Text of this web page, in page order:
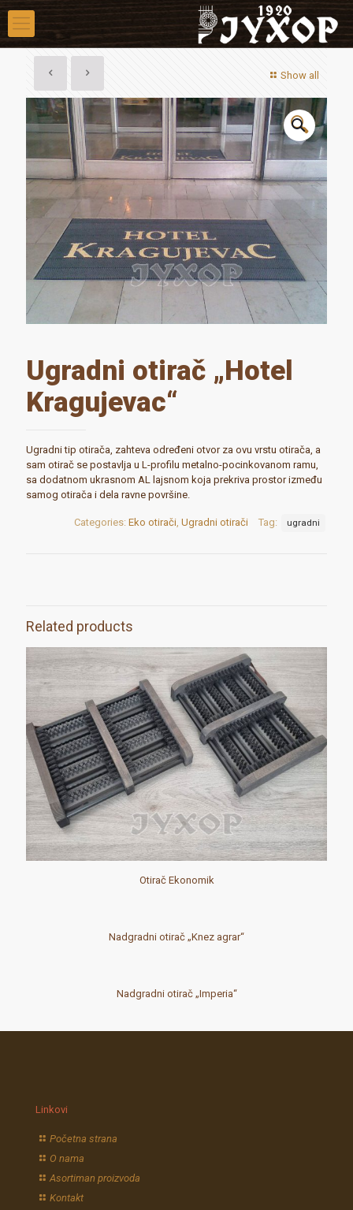
Show all
🔍
Ugradni otirač „Hotel
Kragujevac“
Ugradni tip otirača, zahteva određeni otvor za ovu vrstu otirača, a
sam otirač se postavlja u L-profilu metalno-pocinkovanom ramu,
sa dodatnom ukrasnom AL lajsnom koja prekriva prostor između
samog otirača i dela ravne površine.
Categories: Eko otirači Ugradni otirači Tag: ugradni
Related products
Otirač Ekonomik
Nadgradni otirač „Knez agrar“
Nadgradni otirač „Imperia“
Linkovi
Početna strana
O nama
Asortiman proizvoda
Kontakt